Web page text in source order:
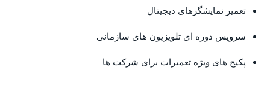
تعمیر نمایشگرهای دیجیتال
سرویس دوره ای تلویزیون های سازمانی
پکیج های ویژه تعمیرات برای شرکت ها